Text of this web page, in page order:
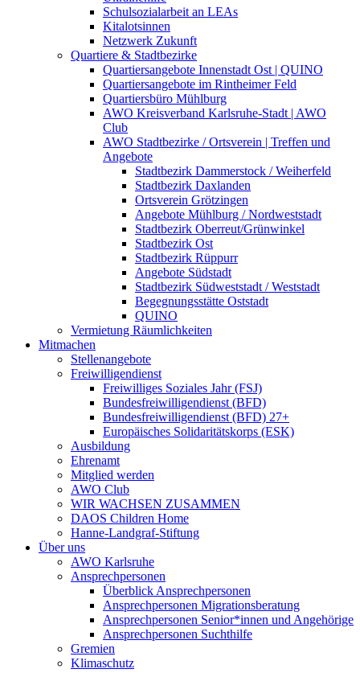
Schulsozialarbeit an LEAs
Kitalotsinnen
Netzwerk Zukunft
Quartiere & Stadtbezirke
Quartiersangebote Innenstadt Ost | QUINO
Quartiersangebote im Rintheimer Feld
Quartiersbüro Mühlburg
AWO Kreisverband Karlsruhe-Stadt | AWO
Club
AWO Stadtbezirke / Ortsverein | Treffen und
Angebote
Stadtbezirk Dammerstock / Weiherfeld
Stadtbezirk Daxlanden
Ortsverein Grötzingen
Angebote Mühlburg / Nordweststadt
Stadtbezirk Oberreut/Grünwinkel
Stadtbezirk Ost
Stadtbezirk Rüppurr
Angebote Südstadt
Stadtbezirk Südweststadt / Weststadt
Begegnungsstätte Oststadt
QUINO
Vermietung Räumlichkeiten
Mitmachen
Stellenangebote
Freiwilligendienst
Freiwilliges Soziales Jahr (FSJ)
Bundesfreiwilligendienst (BFD)
Bundesfreiwilligendienst (BFD) 27+
Europäisches Solidaritätskorps (ESK)
Ausbildung
Ehrenamt
Mitglied werden
AWO Club
WIR WACHSEN ZUSAMMEN
DAOS Children Home
Hanne-Landgraf-Stiftung
Über uns
AWO Karlsruhe
Ansprechpersonen
Überblick Ansprechpersonen
Ansprechpersonen Migrationsberatung
Ansprechpersonen Senior*innen und Angehörige
Ansprechpersonen Suchthilfe
Gremien
Klimaschutz